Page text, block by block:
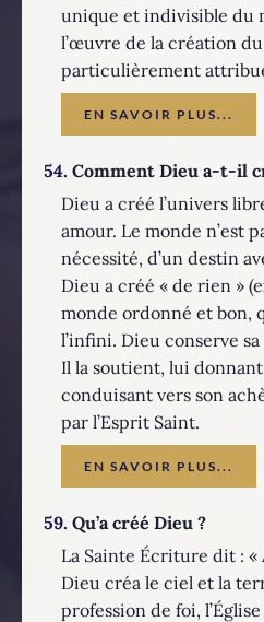
unique et indivisible du
l’œuvre de la création
particulièrement
EN SAVOIR PLUS...
54. Comment Dieu a-t-il
Dieu a créé l’univers
amour. Le monde n’est
nécessité, d’un destin
Dieu a créé « de rien »
monde ordonné et bon,
l’infini. Dieu conserve
Il la soutient, lui
conduisant vers son
par l’Esprit Saint.
EN SAVOIR PLUS...
59. Qu’a créé Dieu ?
La Sainte Écriture dit :
Dieu créa le ciel et la
profession de foi,